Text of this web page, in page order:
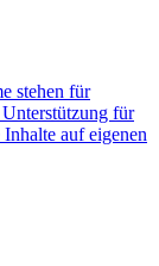
stehen für
für
auf eigenen